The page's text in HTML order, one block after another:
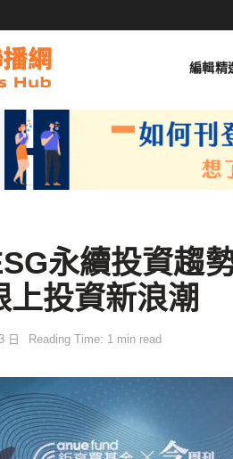
編輯精
永續投資
投資新浪潮
日 Reading Time: 1 min read